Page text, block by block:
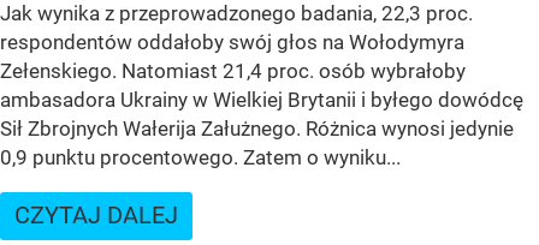
Jak wynika z przeprowadzonego badania, 22,3 proc.
respondentów oddałoby swój głos na Wołodymyra
Zełenskiego. Natomiast 21,4 proc. osób wybrałoby
ambasadora Ukrainy w Wielkiej Brytanii i byłego dowódcę
Sił Zbrojnych Wałerija Załużnego. Różnica wynosi jedynie
0,9 punktu procentowego. Zatem o wyniku...
CZYTAJ DALEJ